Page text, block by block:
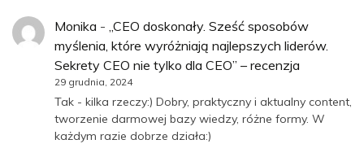
Monika - „CEO doskonały. Sześć sposobów
myślenia, które wyróżniają najlepszych liderów.
Sekrety CEO nie tylko dla CEO” – recenzja
29 grudnia, 2024
Tak - kilka rzeczy:) Dobry, praktyczny i aktualny content,
tworzenie darmowej bazy wiedzy, różne formy. W
każdym razie dobrze działa:)